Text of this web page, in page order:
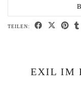
TEILEN:
EXIL IM